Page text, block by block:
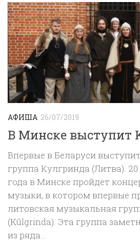
АФИША 26/07/2019
В Минске выступит
Впервые в Беларуси
группа Кулгринда (Литва). 20
года в Минске пройдет
музыки, в котором впервые
литовская музыкальная
(Kūlgrinda). Эта группа
из ряда...